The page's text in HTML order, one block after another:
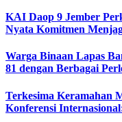
KAI Daop 9 Jember
Nyata Komitmen
Warga Binaan Lapas
81 dengan Berbagai
Terkesima Keramahan
Konferensi